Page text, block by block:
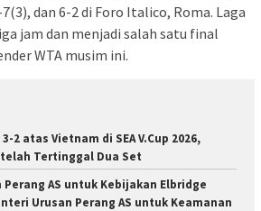
dan 6-2 di Foro Italico, Roma. Laga
jam dan menjadi salah satu final
WTA musim ini.
2 atas Vietnam di SEA V.Cup 2026,
Tertinggal Dua Set
AS untuk Kebijakan Elbridge
Urusan Perang AS untuk Keamanan